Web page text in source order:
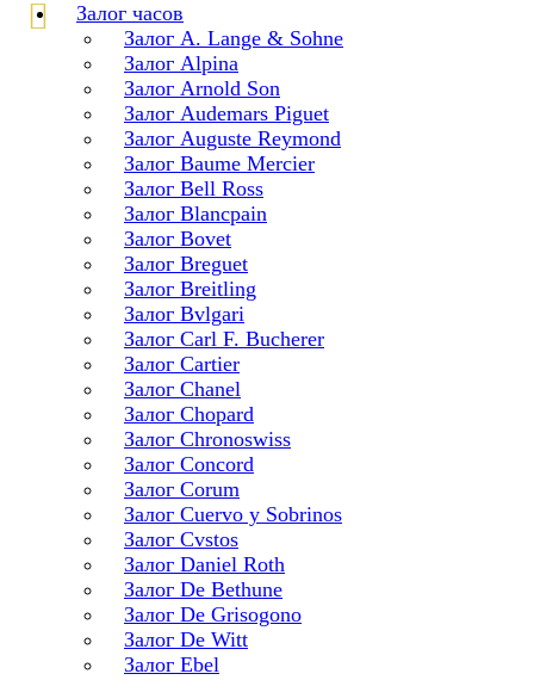
Залог часов
Залог A. Lange & Sohne
Залог Alpina
Залог Arnold Son
Залог Audemars Piguet
Залог Auguste Reymond
Залог Baume Mercier
Залог Bell Ross
Залог Blancpain
Залог Bovet
Залог Breguet
Залог Breitling
Залог Bvlgari
Залог Carl F. Bucherer
Залог Cartier
Залог Chanel
Залог Chopard
Залог Chronoswiss
Залог Concord
Залог Corum
Залог Cuervo y Sobrinos
Залог Cvstos
Залог Daniel Roth
Залог De Bethune
Залог De Grisogono
Залог De Witt
Залог Ebel